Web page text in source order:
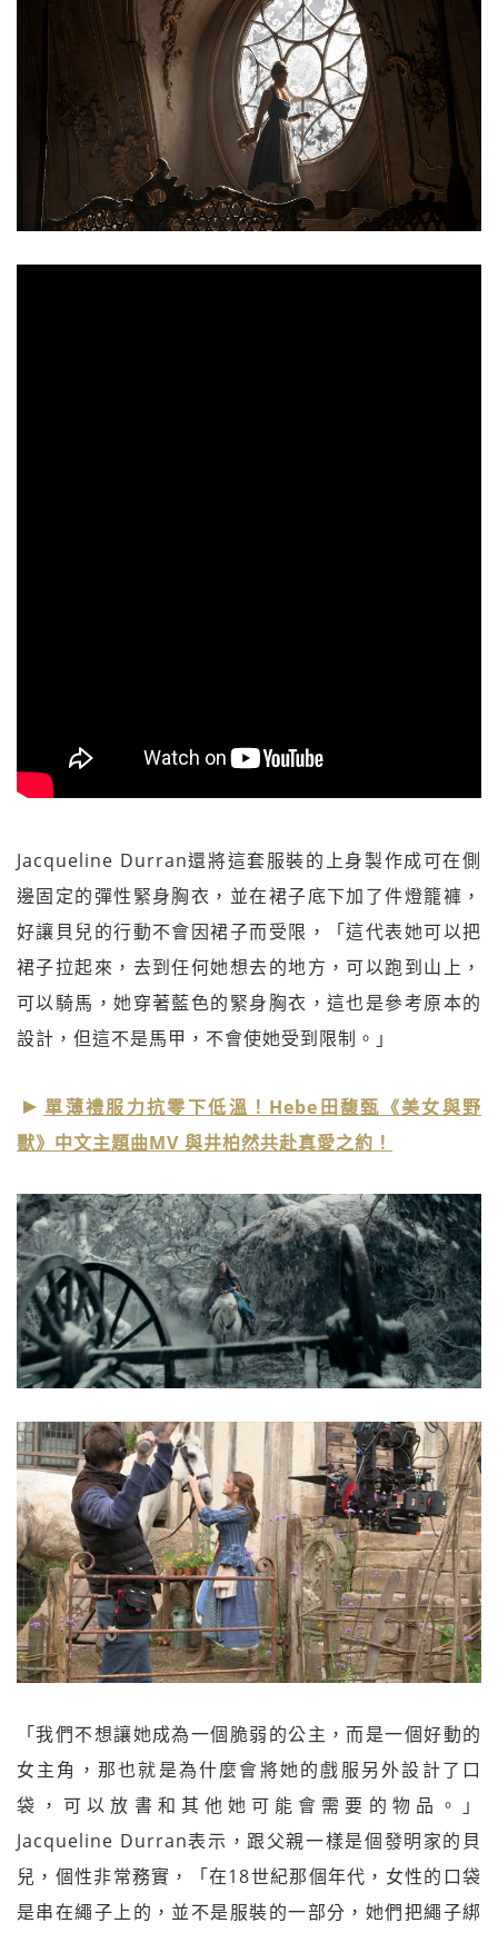
Jacqueline Durran還將這套服裝的上身製作成可在側
邊固定的彈性緊身胸衣，並在裙子底下加了件燈籠褲，
好讓貝兒的行動不會因裙子而受限，「這代表她可以把
裙子拉起來，去到任何她想去的地方，可以跑到山上，
可以騎馬，她穿著藍色的緊身胸衣，這也是參考原本的
設計，但這不是馬甲，不會使她受到限制。」
單薄禮服力抗零下低溫！Hebe田馥甄《美女與野
獸》中文主題曲MV 與井柏然共赴真愛之約！
「我們不想讓她成為一個脆弱的公主，而是一個好動的
女主角，那也就是為什麼會將她的戲服另外設計了口
袋，可以放書和其他她可能會需要的物品。」
Jacqueline Durran表示，跟父親一樣是個發明家的貝
兒，個性非常務實，「在18世紀那個年代，女性的口袋
是串在繩子上的，並不是服裝的一部分，她們把繩子綁